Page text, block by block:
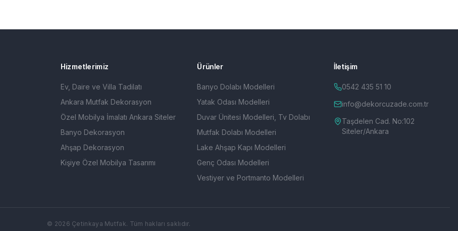
Hizmetlerimiz
Ev, Daire ve Villa Tadilatı
Ankara Mutfak Dekorasyon
Özel Mobilya İmalatı Ankara Siteler
Banyo Dekorasyon
Ahşap Dekorasyon
Kişiye Özel Mobilya Tasarımı
Ürünler
Banyo Dolabı Modelleri
Yatak Odası Modelleri
Duvar Ünitesi Modelleri, Tv Dolabı
Mutfak Dolabı Modelleri
Lake Ahşap Kapı Modelleri
Genç Odası Modelleri
Vestiyer ve Portmanto Modelleri
İletişim
0542 435 51 10
info@dekorcuzade.com.tr
Taşdelen Cad. No:102
Siteler/Ankara
© 2026 Çetinkaya Mutfak. Tüm hakları saklıdır.